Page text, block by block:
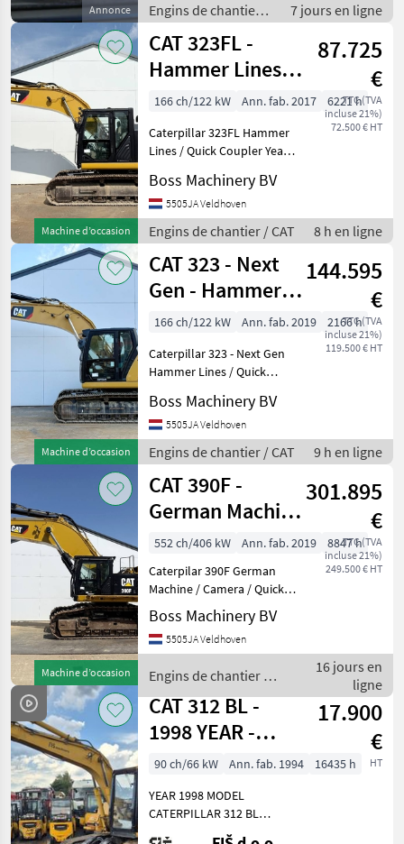
Annonce
Engins de chantier /
Pelles sur chenilles
7 jours en ligne
Machine d’occasion
CAT 323FL -
Hammer Lines /
Quick Coupler
87.725
€
TTC (TVA
incluse 21%)
72.500 € HT
166 ch/122 kW Ann. fab. 2017
6221 h
Caterpillar 323FL Hammer
Lines / Quick Coupler Year:
BM007612 Hours: 6.221
Type 323FL Location
Veldhoven, Netherlands
Certificate: CE Availa
Boss Machinery BV
5505JA Veldhoven
Engins de chantier / CAT 8 h en ligne
Machine d’occasion
CAT 323 - Next
Gen - Hammer
Lines / Quick
Coupler
144.595
€
TTC (TVA
incluse 21%)
119.500 € HT
166 ch/122 kW Ann. fab. 2019
2166 h
Caterpillar 323 - Next Gen
Hammer Lines / Quick
Reference number:
BM007931 Hours: 2.166
Type 323 Next Gen Location
Veldhoven, Netherlands
Certifi
Boss Machinery BV
5505JA Veldhoven
Engins de chantier / CAT 9 h en ligne
Machine d’occasion
CAT 390F -
German Machine
/ Camera / Quick
Coupler
301.895
€
TTC (TVA
incluse 21%)
249.500 € HT
552 ch/406 kW Ann. fab. 2019
8847 h
Caterpilar 390F German
Machine / Camera / Quick
Coupler Year: 2019
Reference number:
BM007760 Hours: 8.847
Veldhoven, Netherlands
Certificate: CE
Boss Machinery BV
5505JA Veldhoven
Engins de chantier /
CAT
16 jours en
ligne
CAT 312 BL -
1998 YEAR -
250CM
17.900
€
HT
90 ch/66 kW Ann. fab. 1994
16435 h
YEAR 1998 MODEL
CATERPILLAR 312 BL
WORKING HOURS 16435